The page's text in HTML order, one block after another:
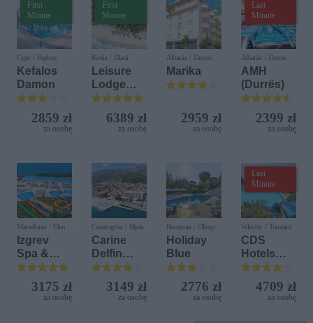
First
Minute
Cypr / Paphos
Kefalos
Damon
2859 zł
za osobę
First
Minute
Kenia / Diani
Leisure
Lodge
Beach &
Golf
Resort by
Diamonds
6389 zł
za osobę
Albania / Durres
Marika
2959 zł
za osobę
Last
Minute
Albania / Durres
AMH
(Durrës)
2399 zł
za osobę
Macedonia / Elen
Kamen
Izgrev
Spa &
Aquapark
3175 zł
za osobę
Czarnogóra / Bijela
Carine
Delfin
Bijela (ex.
Iberostar
Bijela
3149 zł
za osobę
Rumunia / Olimp
Holiday
Blue
2776 zł
za osobę
Last
Minute
Włochy / Terrasini
CDS
Hotels
Terrasini
(ex. Citta
del Mare)
4709 zł
za osobę